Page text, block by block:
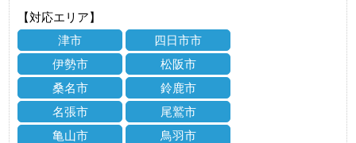
【対応エリア】
津市
四日市市
伊勢市
松阪市
桑名市
鈴鹿市
名張市
尾鷲市
亀山市
鳥羽市